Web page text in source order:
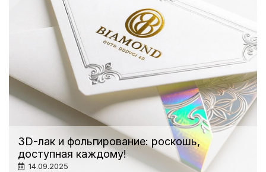
3D-лак и фольгирование: роскошь,
доступная каждому!
14.09.2025